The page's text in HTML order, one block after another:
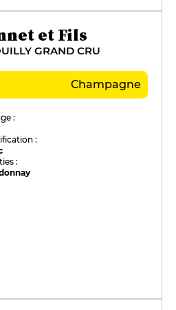
et Fils
GRAND CRU
Champagne
:
:
: